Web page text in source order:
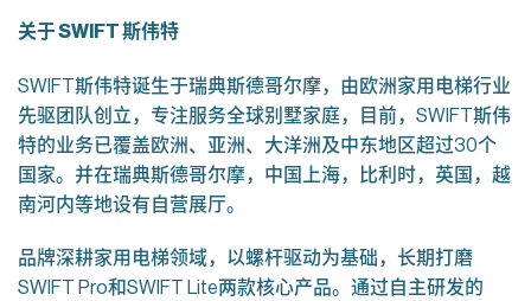
关于SWIFT 斯伟特
SWIFT斯伟特诞生于瑞典斯德哥尔摩，由欧洲家用电梯行业
先驱团队创立，专注服务全球别墅家庭，目前，SWIFT斯伟
特的业务已覆盖欧洲、亚洲、大洋洲及中东地区超过30个
国家。并在瑞典斯德哥尔摩，中国上海，比利时，英国，越
南河内等地设有自营展厅。
品牌深耕家用电梯领域，以螺杆驱动为基础，长期打磨
SWIFT Pro和SWIFT Lite两款核心产品。通过自主研发的